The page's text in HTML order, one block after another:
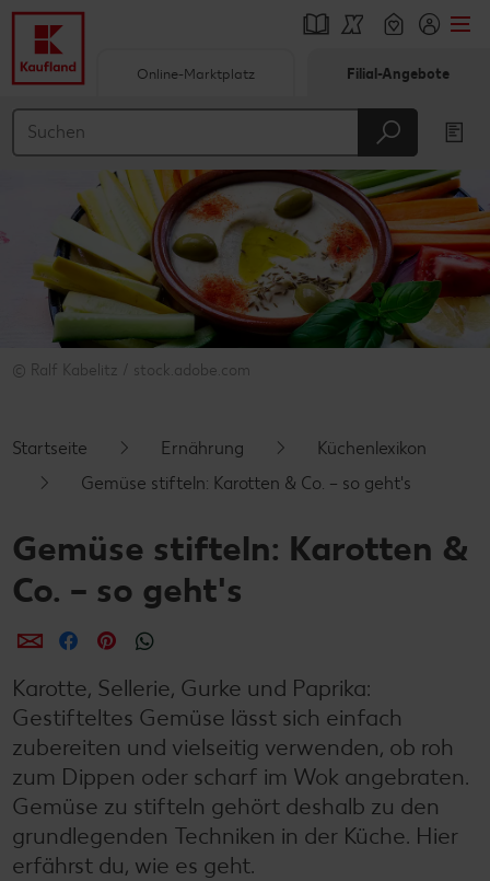
Hauptinhalt
Footer
Schwebender Seitenbereich
Online-Marktplatz Filial-Angebote
© Ralf Kabelitz / stock.adobe.com
Startseite Ernährung
Küchenlexikon
Gemüse stifteln: Karotten & Co. – so geht's
Gemüse stifteln: Karotten &
Co. – so geht's
per E-Mail teilen
per Facebook teilen
per Pinterest teilen
Karotte, Sellerie, Gurke und Paprika:
Gestifteltes Gemüse lässt sich einfach
zubereiten und vielseitig verwenden, ob roh
zum Dippen oder scharf im Wok angebraten.
Gemüse zu stifteln gehört deshalb zu den
grundlegenden Techniken in der Küche. Hier
erfährst du, wie es geht.